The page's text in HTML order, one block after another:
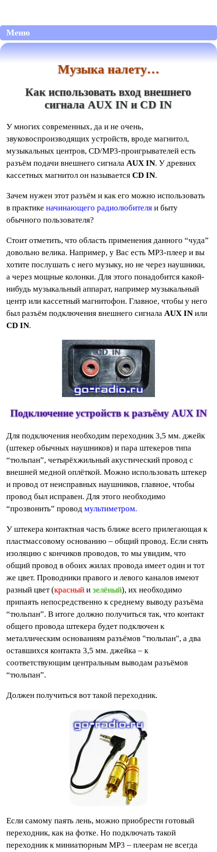
Меню
Музыка налету…
Как использовать вход внешнего
сигнала AUX IN и CD IN
У многих современных, да и не очень,
звуковоспроизводящих устройств, вроде магнитол,
музыкальных центров, CD/MP3-проигрывателей есть
разъём подачи внешнего сигналаAUX IN. У древних
кассетных магнитол он называетсяCD IN.
Зачем нужен этот разъём и как его можно использовать
в практикеначинающего радиолюбителя и быту
обычного пользователя?
Стоит отметить, что область применения данного “чуда”
довольно велика. Например, у Вас есть MP3-плеер и вы
хотите послушать с него музыку, но не через наушники,
а через мощные колонки. Для этого понадобится какой-
нибудь музыкальный аппарат, например музыкальный
центр или кассетный магнитофон. Главное, чтобы у него
был разъём подключения внешнего сигналаAUX IN или
CD IN.
Подключение устройств к разъёму AUX IN
Для подключения необходим переходник 3,5 мм. джейк
(штекер обычных наушников) и пара штекеров типа
“тюльпан”, четырёхжильный акустический провод с
внешней медной оплёткой. Можно использовать штекер
и провод от неисправных наушников, главное, чтобы
провод был исправен. Для этого необходимо
“прозвонить” проводмультиметром.
У штекера контактная часть ближе всего прилегающая к
пластмассовому основанию – общий провод. Если снять
изоляцию с кончиков проводов, то мы увидим, что
общий провод в обоих жилах провода имеет один и тот
же цвет. Проводники правого и левого каналов имеют
разный цвет (красный изелёный), их необходимо
припаять непосредственно к среднему выводу разъёма
“тюльпан”. В итоге должно получиться так, что контакт
общего провода штекера будет подключен к
металлическим основаниям разъёмов "тюльпан", а два
оставшихся контакта 3,5 мм. джейка – к
соответствующим центральным выводам разъёмов
“тюльпан”.
Должен получиться вот такой переходник.
Если самому паять лень, можно приобрести готовый
переходник, как на фотке. Но подключать такой
переходник к миниатюрным МР3 – плеерам не всегда